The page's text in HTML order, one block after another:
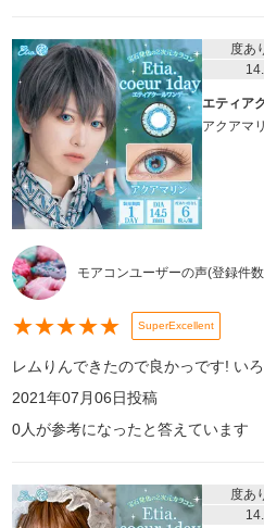
度あ
エティア
アクアマ
モアコンユーザーの声(登録件
★★★★★ SuperExcellent
レムりんできたので良かっです! い
2021年07月06日投稿
0人が参考になったと答えています
度あ